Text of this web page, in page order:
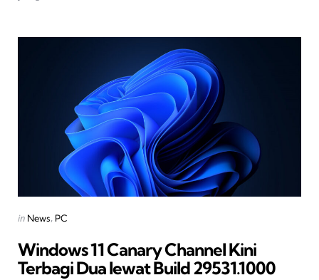
Categories
Posted
in News PC
Windows 11 Canary Channel Kini
Terbagi Dua lewat Build 29531.1000